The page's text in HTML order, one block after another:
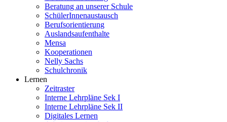
Beratung an unserer Schule
SchülerInnenaustausch
Berufsorientierung
Auslandsaufenthalte
Mensa
Kooperationen
Nelly Sachs
Schulchronik
Lernen
Zeitraster
Interne Lehrpläne Sek I
Interne Lehrpläne Sek II
Digitales Lernen